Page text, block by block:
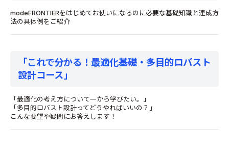
modeFRONTIERをはじめてお使いになるのに必要な基礎知識と連成方
法の具体例をご紹介
「これで分かる！最適化基礎・多目的ロバスト
設計コース」
「最適化の考え方について一から学びたい。」
「多目的ロバスト設計ってどうやればいいの？」
こんな要望や疑問にお答えします！